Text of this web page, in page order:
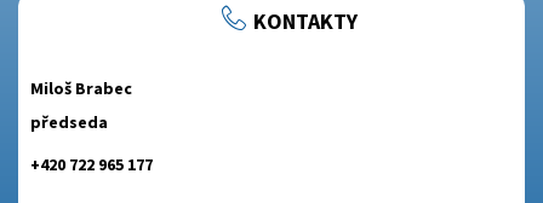
KONTAKTY
Miloš Brabec
předseda
+420 722 965 177